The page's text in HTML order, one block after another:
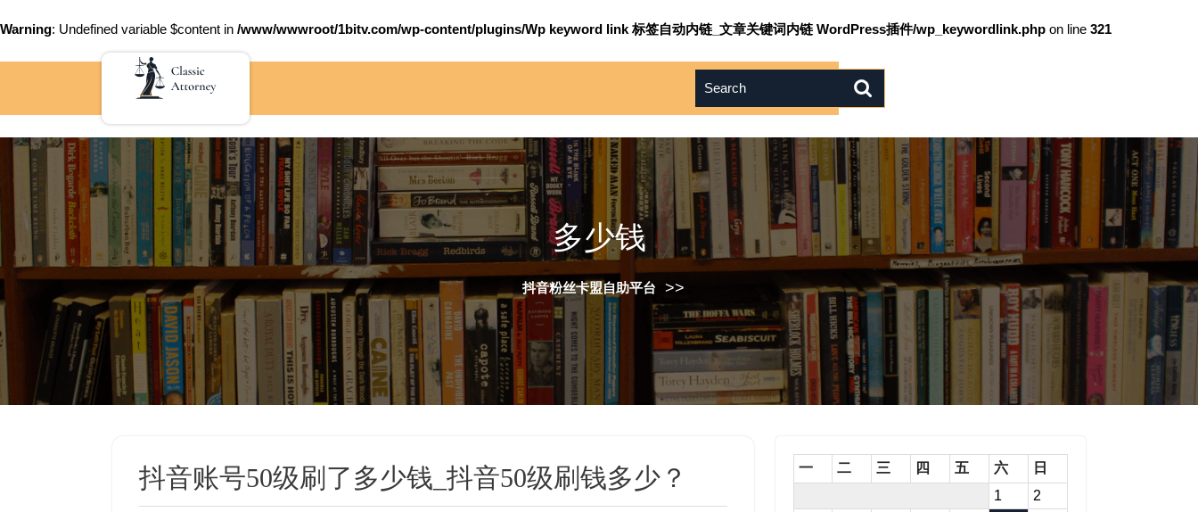
Warning: Undefined variable $content in /www/wwwroot/1bitv.com/wp-content/plugins/Wp keyword link 标签自动内链_文章关键词内链 WordPress插件/wp_keywordlink.php on line 321
多少钱
抖音粉丝卡盟自助平台 >>
抖音账号50级刷了多少钱_抖音50级刷钱多少？ 一 二 三 四 五 六
日
1
2